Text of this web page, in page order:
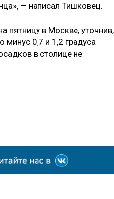
— написал Тишковец.
пятницу в Москве, уточнив,
минус 0,7 и 1,2 градуса
в столице не